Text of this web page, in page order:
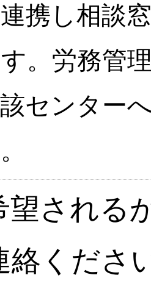
携し相談
。労務管
センター
望される
絡くださ